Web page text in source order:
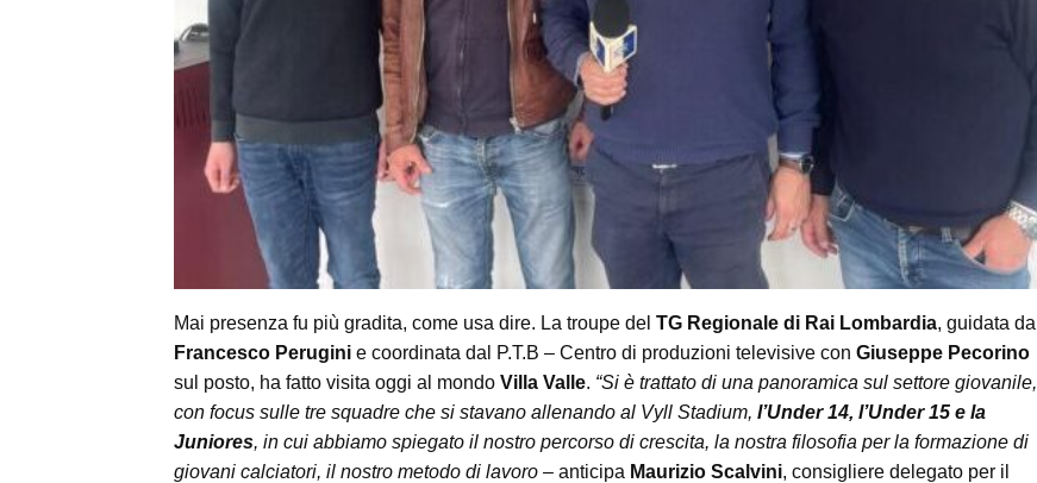
Mai presenza fu più gradita, come usa dire. La troupe del TG Regionale di Rai Lombardia, guidata da
Francesco Perugini e coordinata dal P.T.B – Centro di produzioni televisive con Giuseppe Pecorino
sul posto, ha fatto visita oggi al mondo Villa Valle. “Si è trattato di una panoramica sul settore giovanile,
con focus sulle tre squadre che si stavano allenando al Vyll Stadium, l’Under 14, l’Under 15 e la
Juniores, in cui abbiamo spiegato il nostro percorso di crescita, la nostra filosofia per la formazione di
giovani calciatori, il nostro metodo di lavoro – anticipa Maurizio Scalvini, consigliere delegato per il